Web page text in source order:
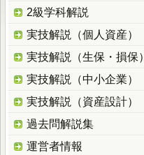
2級学科解説
実技解説（個人資産）
実技解説（生保・損保）
実技解説（中小企業）
実技解説（資産設計）
過去問解説集
運営者情報